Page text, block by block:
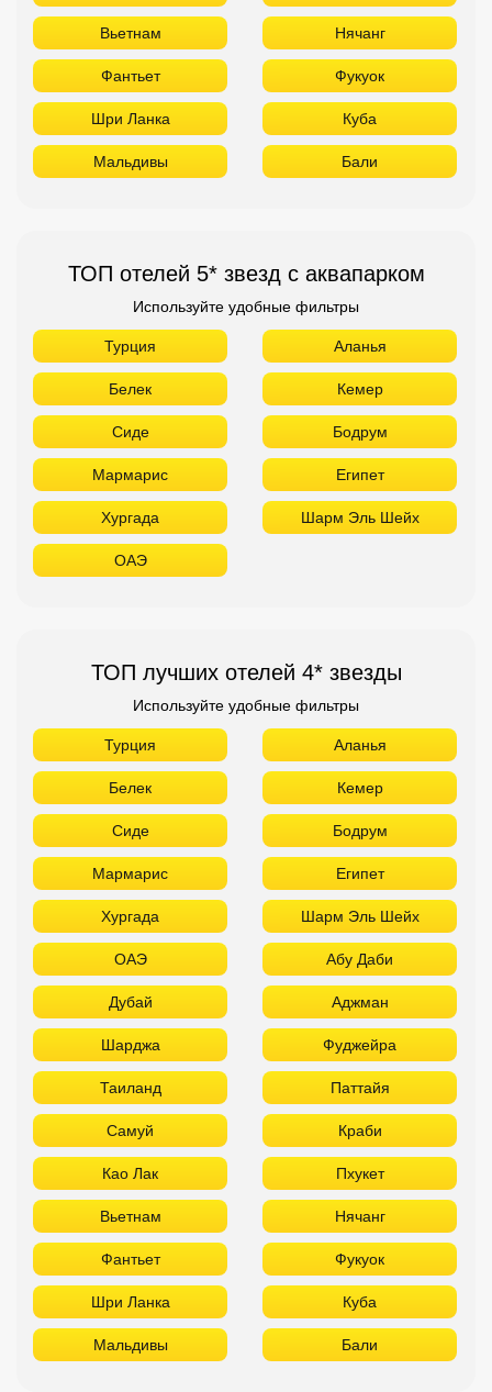
Вьетнам Нячанг
Фантьет Фукуок
Шри Ланка Куба
Мальдивы Бали
ТОП отелей 5* звезд с аквапарком
Используйте удобные фильтры
Турция Аланья
Белек Кемер
Сиде Бодрум
Мармарис Египет
Хургада Шарм Эль Шейх
ОАЭ
ТОП лучших отелей 4* звезды
Используйте удобные фильтры
Турция Аланья
Белек Кемер
Сиде Бодрум
Мармарис Египет
Хургада Шарм Эль Шейх
ОАЭ Абу Даби
Дубай Аджман
Шарджа Фуджейра
Таиланд Паттайя
Самуй Краби
Као Лак Пхукет
Вьетнам Нячанг
Фантьет Фукуок
Шри Ланка Куба
Мальдивы Бали